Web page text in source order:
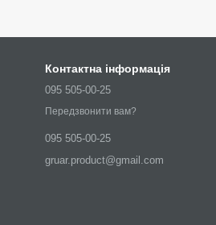
Контактна інформація
095 505-00-25
Передзвонити вам?
095 505-00-25
gruar.product@gmail.com